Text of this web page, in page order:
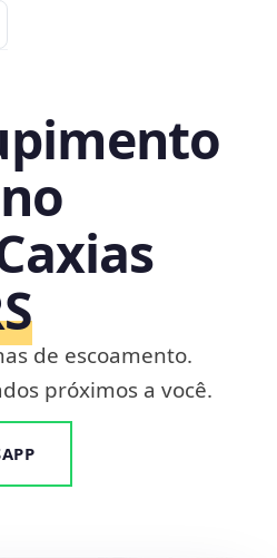
de escoamento.
próximos a você.